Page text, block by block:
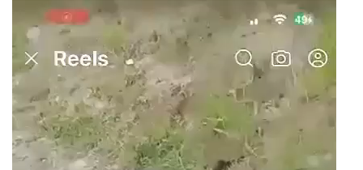
Videoavspiller